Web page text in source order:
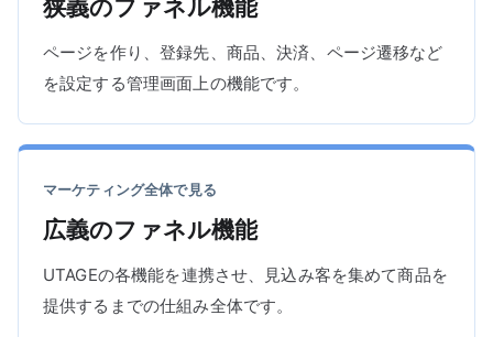
狭義のファネル機能
ページを作り、登録先、商品、決済、ページ遷移など
を設定する管理画面上の機能です。
マーケティング全体で見る
広義のファネル機能
UTAGEの各機能を連携させ、見込み客を集めて商品を
提供するまでの仕組み全体です。